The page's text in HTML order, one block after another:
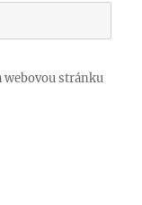
webovou stránku